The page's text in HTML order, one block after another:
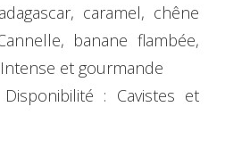
caramel, chêne
banane flambée,
et gourmande
: Cavistes et